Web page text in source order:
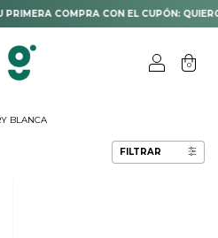
COMPRA CON EL CUPÓN:
0
BLANCA
FILTRAR